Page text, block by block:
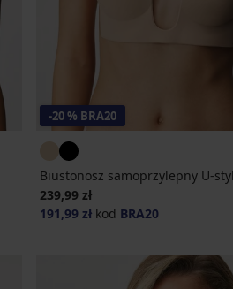
-20 % BRA20
Biustonosz samoprzylepny U-
239,99 zł
191,99 złkod BRA20